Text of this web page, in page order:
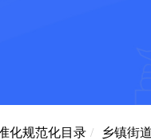
化规范化目录 / 乡镇街